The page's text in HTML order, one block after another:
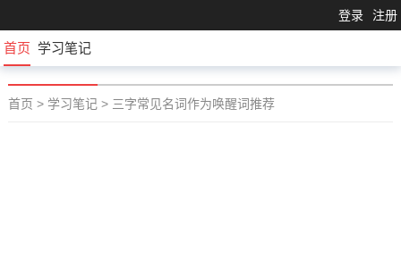
登录 注册
首页 学习笔记
首页 > 学习笔记 > 三字常见名词作为唤醒词推荐